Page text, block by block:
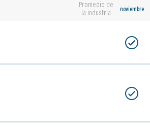
Promedio de
la industria
noviembre